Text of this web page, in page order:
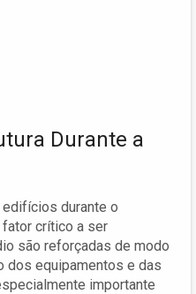
Durante a
durante o
crítico a ser
são reforçadas de modo
dos equipamentos e das
importante